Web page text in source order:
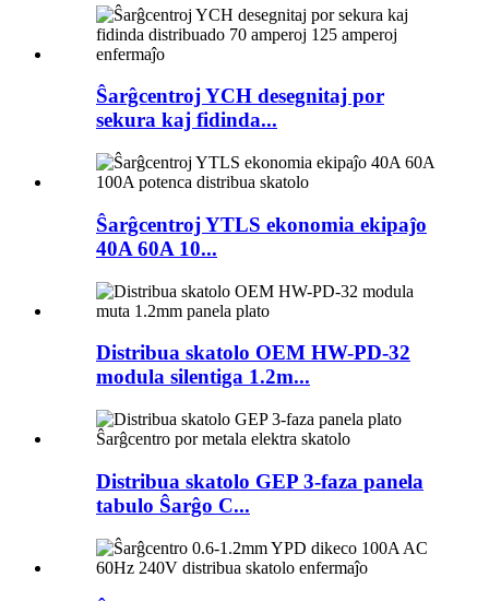
Ŝarĝcentroj YCH desegnitaj por
sekura kaj fidinda...
Ŝarĝcentroj YTLS ekonomia ekipaĵo
40A 60A 10...
Distribua skatolo OEM HW-PD-32
modula silentiga 1.2m...
Distribua skatolo GEP 3-faza panela
tabulo Ŝarĝo C...